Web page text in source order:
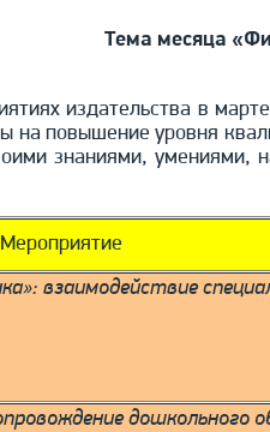
Тема месяца
издательства в
на повышение уровня
знаниями,
Мероприятие
взаимодействие
дошкольного